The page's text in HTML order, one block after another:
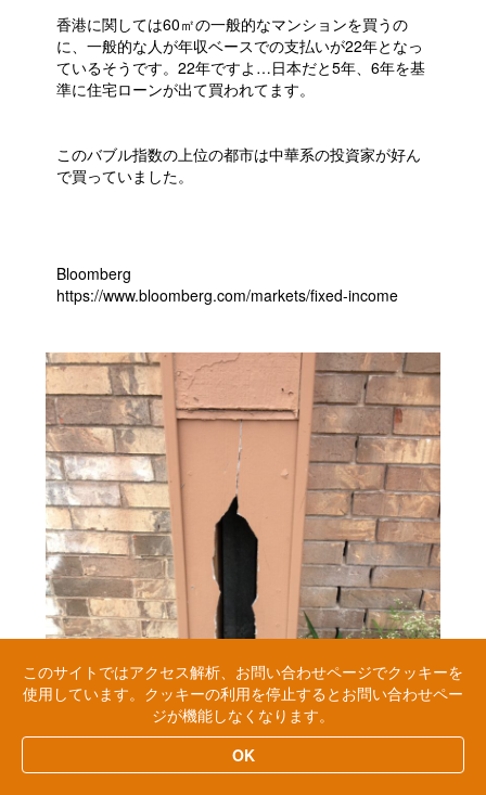
香港に関しては60㎡の一般的なマンションを買うの
に、一般的な人が年収ベースでの支払いが22年となっ
ているそうです。22年ですよ…日本だと5年、6年を基
準に住宅ローンが出て買われてます。
このバブル指数の上位の都市は中華系の投資家が好ん
で買っていました。
Bloomberg
https://www.bloomberg.com/markets/fixed-income
このサイトではアクセス解析、お問い合わせページでクッキーを
使用しています。クッキーの利用を停止するとお問い合わせペー
ジが機能しなくなります。
OK